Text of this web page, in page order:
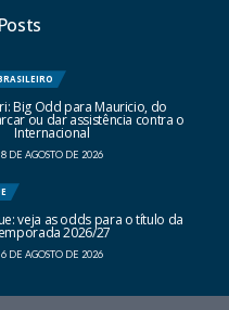
Big Odd para Mauricio, do
ou dar assistência contra o
Internacional
8 DE AGOSTO DE 2026
veja as odds para o título da
2026/27
6 DE AGOSTO DE 2026